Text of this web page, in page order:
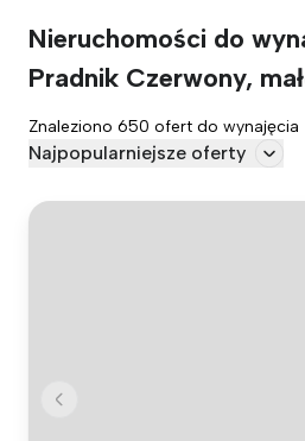
Nieruchomości do
Pradnik Czerwony,
Znaleziono 650 ofert do wynajęcia
Najpopularniejsze oferty